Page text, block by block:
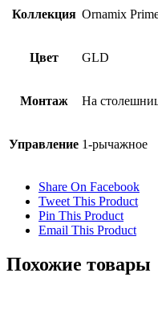
Коллекция Ornamix
Цвет GLD
Монтаж На
Управление 1-рычажное
Share On Facebook
Tweet This Product
Pin This Product
Email This Product
Похожие товары